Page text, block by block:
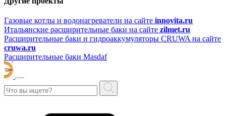
Газовые котлы и водонагреватели на сайте innovita.ru
Итальянские расширительные баки на сайте zilmet.ru
Расширительные баки и гидроаккумуляторы CRUWA на сайте
cruwa.ru
Расширительные баки Masdaf